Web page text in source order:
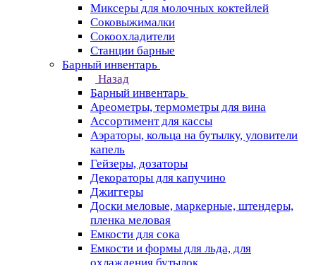
Миксеры для молочных коктейлей
Соковыжималки
Сокоохладители
Станции барные
Барный инвентарь
Назад
Барный инвентарь
Ареометры, термометры для вина
Ассортимент для кассы
Аэраторы, кольца на бутылку, уловители
капель
Гейзеры, дозаторы
Декораторы для капучино
Джиггеры
Доски меловые, маркерные, штендеры,
пленка меловая
Емкости для сока
Емкости и формы для льда, для